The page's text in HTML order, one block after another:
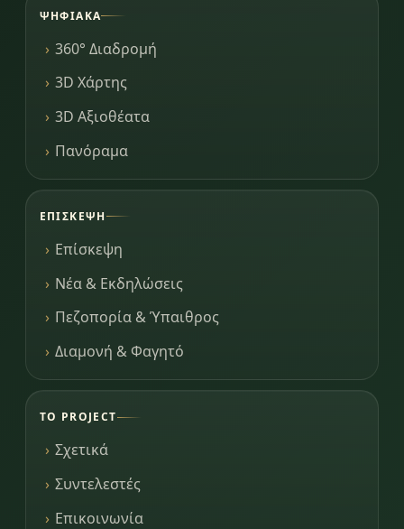
ΨΗΦΙΑΚΆ
360° Διαδρομή
3D Χάρτης
3D Αξιοθέατα
Πανόραμα
ΕΠΊΣΚΕΨΗ
Επίσκεψη
Νέα & Εκδηλώσεις
Πεζοπορία & Ύπαιθρος
Διαμονή & Φαγητό
ΤΟ PROJECT
Σχετικά
Συντελεστές
Επικοινωνία